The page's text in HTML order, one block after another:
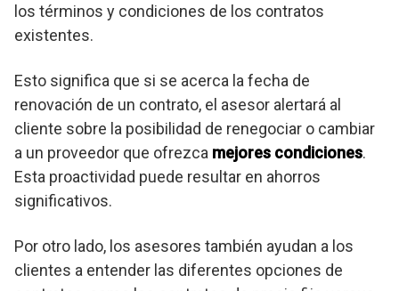
los términos y condiciones de los contratos
existentes.
Esto significa que si se acerca la fecha de
renovación de un contrato, el asesor alertará al
cliente sobre la posibilidad de renegociar o cambiar
a un proveedor que ofrezca mejores condiciones.
Esta proactividad puede resultar en ahorros
significativos.
Por otro lado, los asesores también ayudan a los
clientes a entender las diferentes opciones de